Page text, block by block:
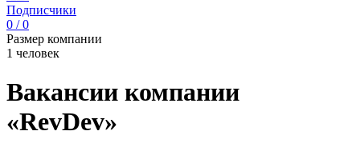
Подписчики
0 / 0
Размер компании
1 человек
Вакансии компании
«RevDev»